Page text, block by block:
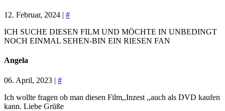
12. Februar, 2024 | #
ICH SUCHE DIESEN FILM UND MÖCHTE IN UNBEDINGT
NOCH EINMAL SEHEN-BIN EIN RIESEN FAN
Angela
06. April, 2023 | #
Ich wollte fragen ob man diesen Film,,Inzest ,,auch als DVD kaufen
kann. Liebe Grüße